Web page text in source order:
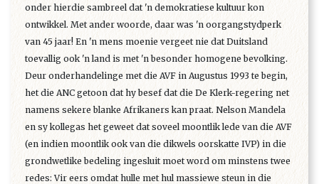
onder hierdie sambreel dat 'n demokratiese kultuur kon
ontwikkel. Met ander woorde, daar was 'n oorgangstydperk
van 45 jaar! En 'n mens moenie vergeet nie dat Duitsland
toevallig ook 'n land is met 'n besonder homogene bevolking.
Deur onderhandelinge met die AVF in Augustus 1993 te begin,
het die ANC getoon dat hy besef dat die De Klerk-regering net
namens sekere blanke Afrikaners kan praat. Nelson Mandela
en sy kollegas het geweet dat soveel moontlik lede van die AVF
(en indien moontlik ook van die dikwels oorskatte IVP) in die
grondwetlike bedeling ingesluit moet word om minstens twee
redes: Vir eers omdat hulle met hul massiewe steun in die